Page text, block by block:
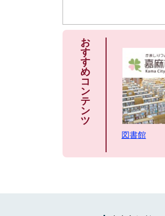
お
す
す
め
コ
ン
テ
ン
ツ
図書館